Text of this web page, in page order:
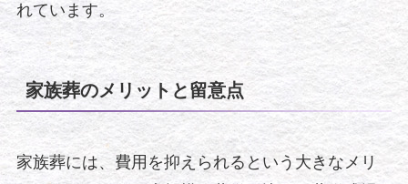
れています。
家族葬のメリットと留意点
家族葬には、費用を抑えられるという大きなメリ